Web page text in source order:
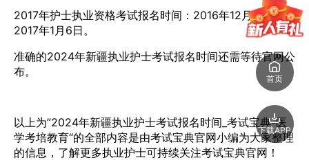
首页
下载APP
2017年护士执业资格考试报名时间：2016年12月5日至
2017年1月6日。
准确的2024年新疆执业护士考试报名时间还需等待官网公
布。
以上为”2024年新疆执业护士考试报名时间_考试宝典-医
学考培教育“的全部内容是由考试宝典官网小编为大家整理
的信息，了解更多执业护士可持续关注考试宝典官网！